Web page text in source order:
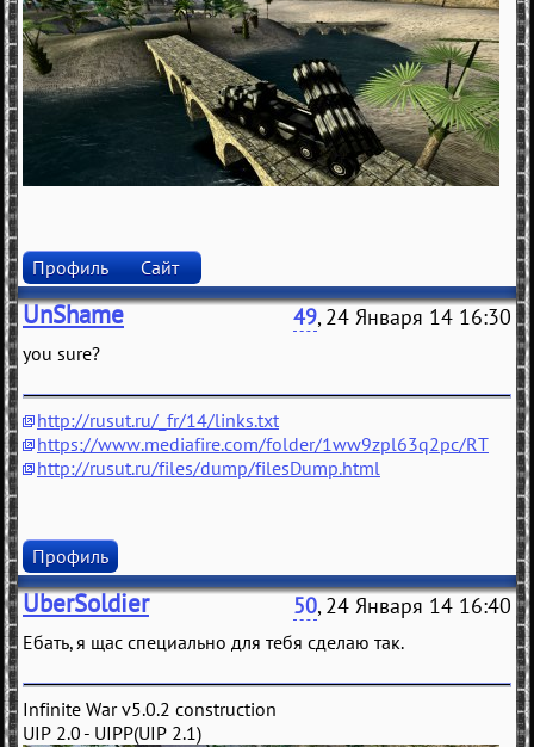
Профиль Сайт
UnShame 49, 24 Января 14 16:30
you sure?
http://rusut.ru/_fr/14/links.txt
https://www.mediafire.com/folder/1ww9zpl63q2pc/RT
http://rusut.ru/files/dump/filesDump.html
Профиль
UberSoldier 50, 24 Января 14 16:40
Ебать, я щас специально для тебя сделаю так.
Infinite War v5.0.2 construction
UIP 2.0 - UIPP(UIP 2.1)